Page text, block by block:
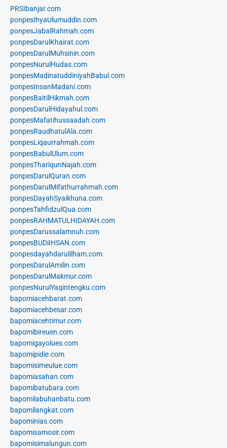
PRSIbanjar.com
ponpesIhyaUlumuddin.com
ponpesJabalRahmah.com
ponpesDarulKhairat.com
ponpesDarulMuhsinin.com
ponpesNurulHudas.com
ponpesMadinatuddiniyahBabul.com
ponpesInsanMadani.com
ponpesBaitilHikmah.com
ponpesDarulHidayahul.com
ponpesMafatihussaadah.com
ponpesRaudhatulAla.com
ponpesLiqaurrahmah.com
ponpesBabulUlum.com
ponpesThariqunNajah.com
ponpesDarulQuran.com
ponpesDarulMifathurrahmah.com
ponpesDayahSyaikhuna.com
ponpesTahfidzulQua.com
ponpesRAHMATULHIDAYAH.com
ponpesDarussalamnuh.com
ponpesBUDiIHSAN.com
ponpesdayahdarulilham.com
ponpesDarulAmilin.com
ponpesDarulMakmur.com
ponpesNurulYaqintengku.com
bapomiacehbarat.com
bapomiacehbesar.com
bapomiacehtimur.com
bapomibireuen.com
bapomigayolues.com
bapomipidie.com
bapomisimeulue.com
bapomiasahan.com
bapomibatubara.com
bapomilabuhanbatu.com
bapomilangkat.com
bapominias.com
bapomisamosir.com
bapomisimalungun.com